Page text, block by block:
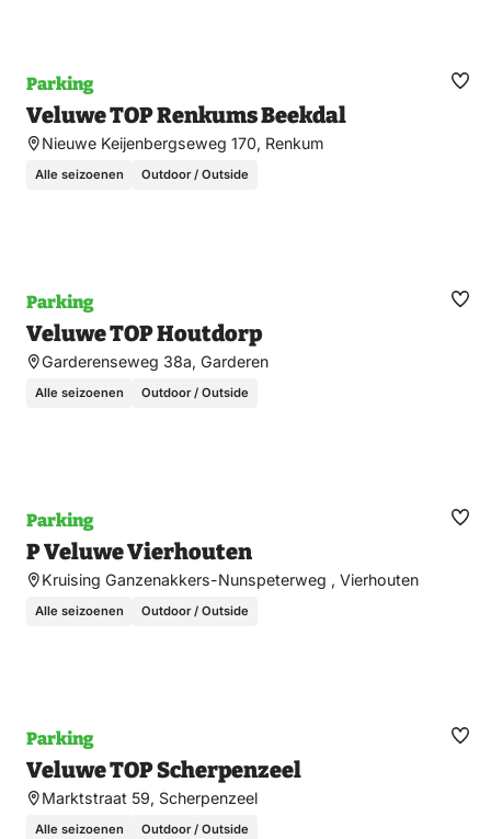
Parking
Veluwe TOP Renkums Beekdal
Nieuwe Keijenbergseweg 170, Renkum
Alle seizoenen Outdoor / Outside
Parking
Veluwe TOP Houtdorp
Garderenseweg 38a, Garderen
Alle seizoenen Outdoor / Outside
Parking
P Veluwe Vierhouten
Kruising Ganzenakkers-Nunspeterweg , Vierhouten
Alle seizoenen Outdoor / Outside
Parking
Veluwe TOP Scherpenzeel
Marktstraat 59, Scherpenzeel
Alle seizoenen Outdoor / Outside